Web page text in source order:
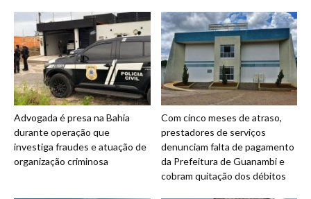
Advogada é presa na Bahia
durante operação que
investiga fraudes e atuação de
organização criminosa
Com cinco meses de atraso,
prestadores de serviços
denunciam falta de pagamento
da Prefeitura de Guanambi e
cobram quitação dos débitos